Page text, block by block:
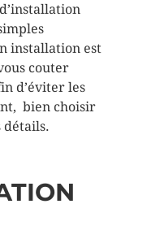
installation est
couter
d’éviter les
bien choisir
détails.